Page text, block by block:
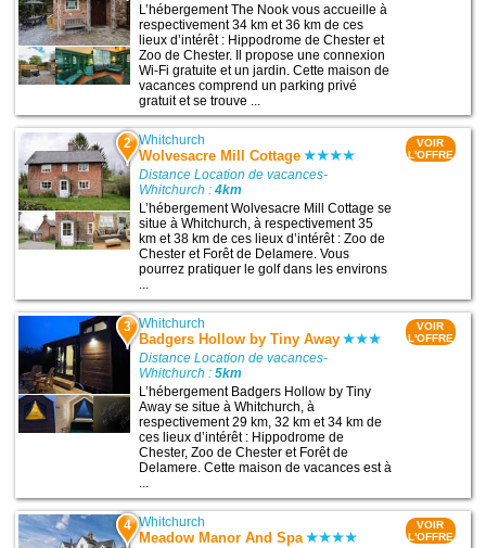
L’hébergement The Nook vous accueille à
respectivement 34 km et 36 km de ces
lieux d’intérêt : Hippodrome de Chester et
Zoo de Chester. Il propose une connexion
Wi-Fi gratuite et un jardin. Cette maison de
vacances comprend un parking privé
gratuit et se trouve ...
2 Whitchurch
Wolvesacre Mill Cottage
Distance Location de vacances-
Whitchurch :4km
L’hébergement Wolvesacre Mill Cottage se
situe à Whitchurch, à respectivement 35
km et 38 km de ces lieux d’intérêt : Zoo de
Chester et Forêt de Delamere. Vous
pourrez pratiquer le golf dans les environs
...
VOIR
L'OFFRE
3 Whitchurch
Badgers Hollow by Tiny Away
Distance Location de vacances-
Whitchurch :5km
L’hébergement Badgers Hollow by Tiny
Away se situe à Whitchurch, à
respectivement 29 km, 32 km et 34 km de
ces lieux d’intérêt : Hippodrome de
Chester, Zoo de Chester et Forêt de
Delamere. Cette maison de vacances est à
...
VOIR
L'OFFRE
4 Whitchurch
Meadow Manor And Spa
VOIR
L'OFFRE